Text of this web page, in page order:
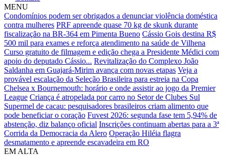
MENU
Condomínios podem ser obrigados a denunciar violência doméstica
contra mulheres PRF apreende quase 70 kg de skunk durante
fiscalização na BR-364 em Pimenta Bueno Cássio Gois destina R$
500 mil para exames e reforça atendimento na saúde de Vilhena
Curso gratuito de filmagem e edição chega a Presidente Médici com
apoio do deputado Cássio... Revitalização do Complexo João
Saldanha em Guajará-Mirim avança com novas etapas Veja a
provável escalação da Seleção Brasileira para estreia na Copa
Chelsea x Bournemouth: horário e onde assistir ao jogo da Premier
League Criança é atropelada por carro no Setor de Clubes Sul
Supermel de cacau: pesquisadores brasileiros criam alimento que
pode beneficiar o coração Fuvest 2026: segunda fase tem 5,94% de
abstenção, diz balanço oficial Inscrições continuam abertas para a 3ª
Corrida da Democracia da Alero Operação Hiléia flagra
desmatamento e apreende escavadeira em RO
EM ALTA